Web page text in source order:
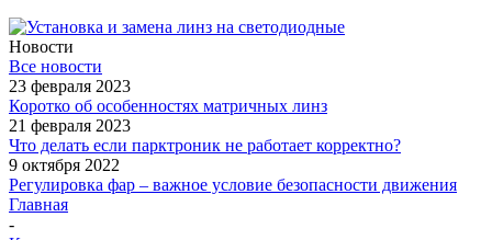
Новости
Все новости
23 февраля 2023
Коротко об особенностях матричных линз
21 февраля 2023
Что делать если парктроник не работает корректно?
9 октября 2022
Регулировка фар – важное условие безопасности движения
Главная
-